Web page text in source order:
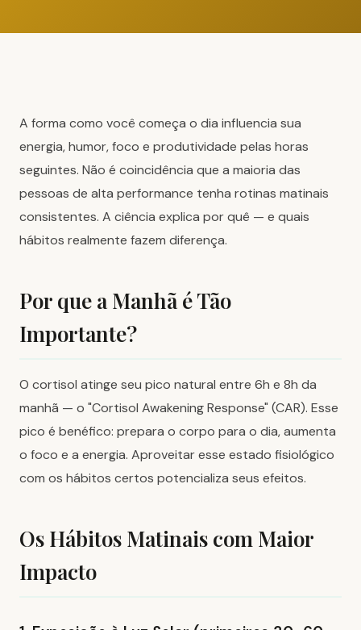
A forma como você começa o dia influencia sua
energia, humor, foco e produtividade pelas horas
seguintes. Não é coincidência que a maioria das
pessoas de alta performance tenha rotinas matinais
consistentes. A ciência explica por quê — e quais
hábitos realmente fazem diferença.
Por que a Manhã é Tão
Importante?
O cortisol atinge seu pico natural entre 6h e 8h da
manhã — o "Cortisol Awakening Response" (CAR). Esse
pico é benéfico: prepara o corpo para o dia, aumenta
o foco e a energia. Aproveitar esse estado fisiológico
com os hábitos certos potencializa seus efeitos.
Os Hábitos Matinais com Maior
Impacto